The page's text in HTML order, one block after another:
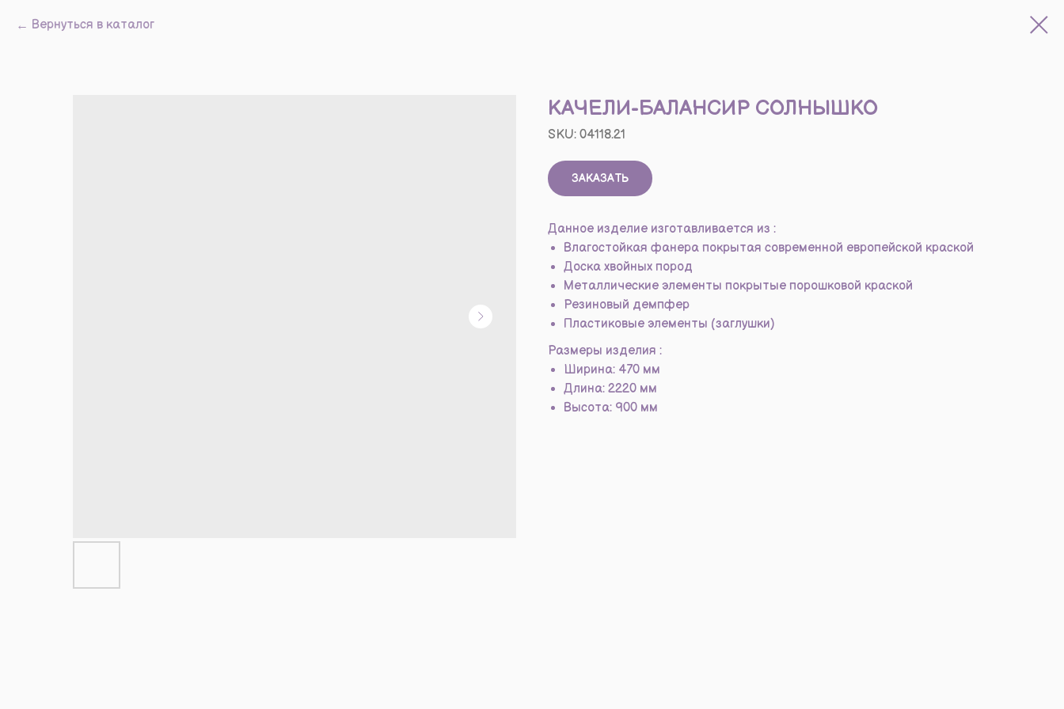
Вернуться в каталог
КАЧЕЛИ-БАЛАНСИР СОЛНЫШКО
SKU: 04118.21
ЗАКАЗАТЬ
Данное изделие изготавливается из :
Влагостойкая фанера покрытая современной европейской краской
Доска хвойных пород
Металлические элементы покрытые порошковой краской
Резиновый демпфер
Пластиковые элементы (заглушки)
Размеры изделия :
Ширина: 470 мм
Длина: 2220 мм
Высота: 900 мм